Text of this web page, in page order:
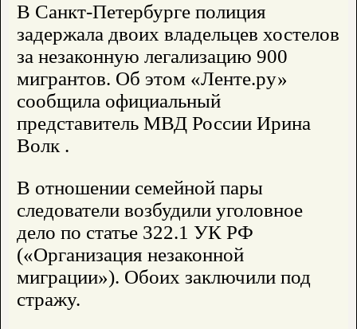
В Санкт-Петербурге полиция
задержала двоих владельцев хостелов
за незаконную легализацию 900
мигрантов. Об этом «Ленте.ру»
сообщила официальный
представитель МВД России Ирина
Волк .
В отношении семейной пары
следователи возбудили уголовное
дело по статье 322.1 УК РФ
(«Организация незаконной
миграции»). Обоих заключили под
стражу.